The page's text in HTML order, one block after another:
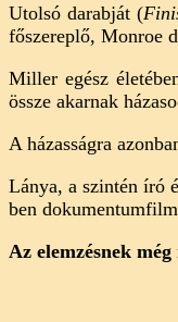
Utolsó darabját (
főszereplő, Monroe
Miller egész
össze akarnak
A házasságra
Lánya, a szintén író
ben
Az elemzésnek